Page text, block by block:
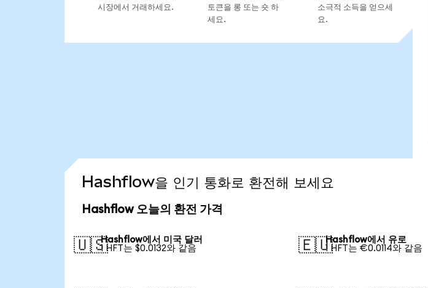
시장에서 거래하세요.
토큰을 롱 또는 숏 하
세요.
소극적 소득을 얻으세
요.
Hashflow을 인기 통화로 환전해 보세요
Hashflow 오늘의 환전 가격
🇺🇸Hashflow에서 미국 달러
1 HFT는 $0.0132와 같음
🇪🇺Hashflow에서 유로
1 HFT는 €0.0114와 같음